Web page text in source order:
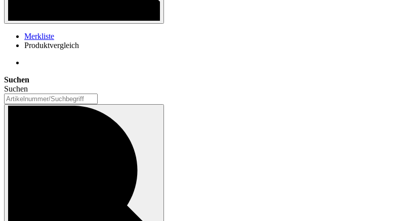
Merkliste
Produktvergleich
Suchen
Suchen